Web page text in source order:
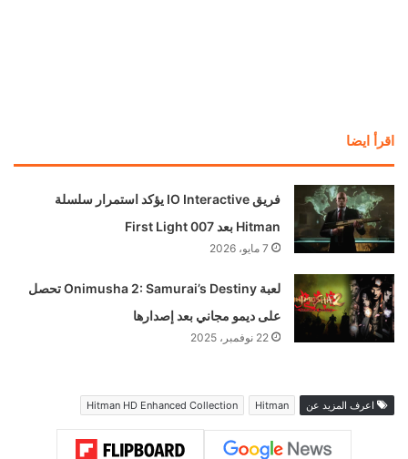
اقرأ ايضا
فريق IO Interactive يؤكد استمرار سلسلة
Hitman بعد 007 First Light
7 مايو، 2026
لعبة Onimusha 2: Samurai’s Destiny تحصل
على ديمو مجاني بعد إصدارها
22 نوفمبر، 2025
اعرف المزيد عن Hitman
Hitman HD Enhanced Collection